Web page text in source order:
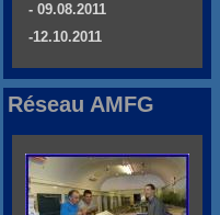
- 09.08.2011
-12.10.2011
Réseau AMFG